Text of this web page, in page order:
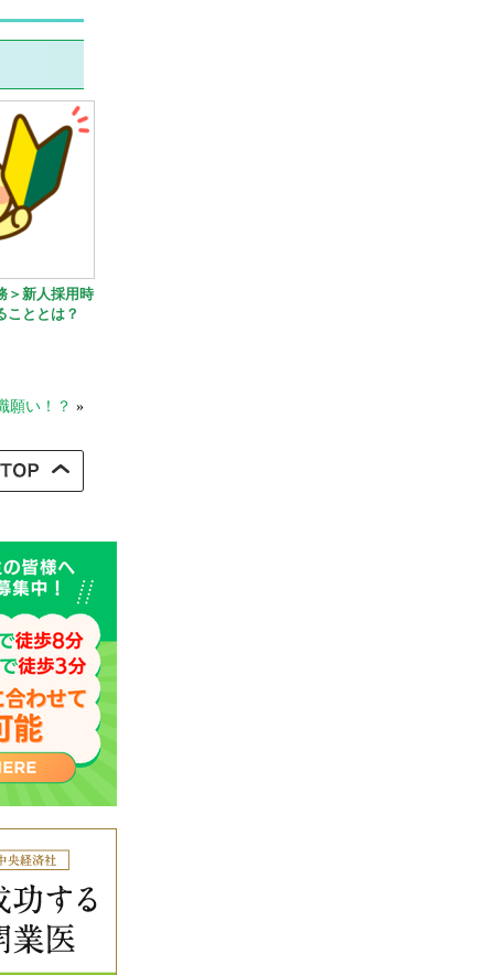
＞新人採用時
こととは？
願い！？ »